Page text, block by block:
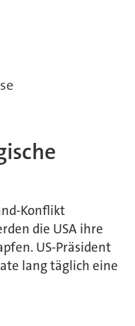
Konflikt
die USA ihre
US-Präsident
lang täglich eine